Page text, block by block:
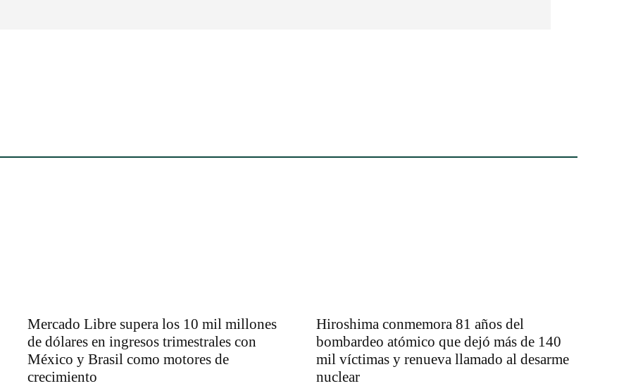
Mercado Libre supera los 10 mil millones
de dólares en ingresos trimestrales con
México y Brasil como motores de
crecimiento
Hiroshima conmemora 81 años del
bombardeo atómico que dejó más de 140
mil víctimas y renueva llamado al desarme
nuclear